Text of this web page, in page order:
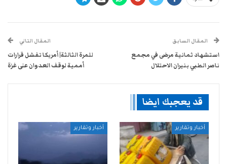
المقال السابق
استشهاد ثمانية مرضى في مجمع
ناصر الطبي بنيران الاحتلال
المقال التالي
للمرة الثالثة| أمريكا تفشل قرارات
أممية لوقف العدوان على غزة
قد يعجبك ايضا
أخبار وتقارير أخبار وتقارير